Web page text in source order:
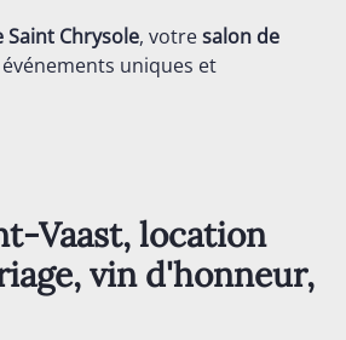
Saint Chrysole, votresalon de
uniques et
Vaast, location
vin d'honneur,